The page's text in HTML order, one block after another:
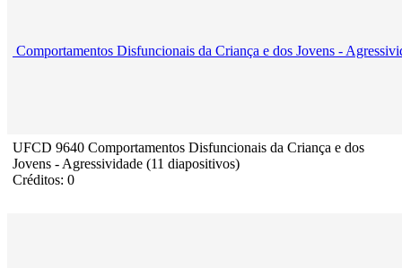
Comportamentos Disfuncionais da Criança e dos Jovens -
UFCD 9640 Comportamentos Disfuncionais da Criança e dos
Jovens - Agressividade (11 diapositivos)
Créditos: 0